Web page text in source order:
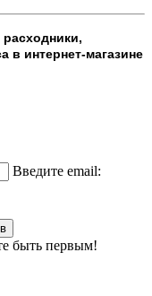
в интернет-магазине
Введите email:
быть первым!